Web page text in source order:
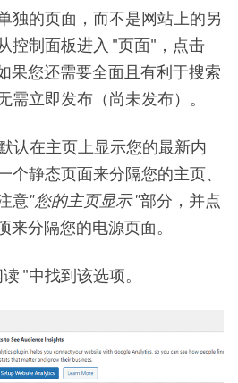
独的页面，而不是网站上的另
控制面板进入 "页面"，点击
果您还需要全面且有利于搜索
需立即发布（尚未发布）。
认在主页上显示您的最新内
个静态页面来分隔您的主页、
意"您的主页显示 "部分，并点
来分隔您的电源页面。
"中找到该选项。